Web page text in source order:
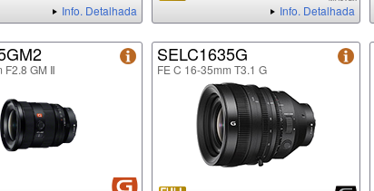
Info. Detalhada Info. Detalhada
F2.8 GM Ⅱ
SELC1635G
FE C 16-35mm T3.1 G